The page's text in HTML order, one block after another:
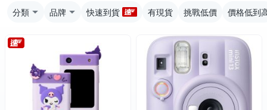
分類 品牌 快速到貨 有現貨 挑戰低價 價格低到